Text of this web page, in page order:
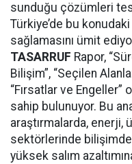
sunduğu çözümleri
Türkiye’de bu konudaki
sağlamasını ümit
TASARRUF Rapor,
Bilişim”, “Seçilen
“Fırsatlar ve
sahip bulunuyor. Bu
araştırmalarda, enerji,
sektörlerinde
yüksek salım